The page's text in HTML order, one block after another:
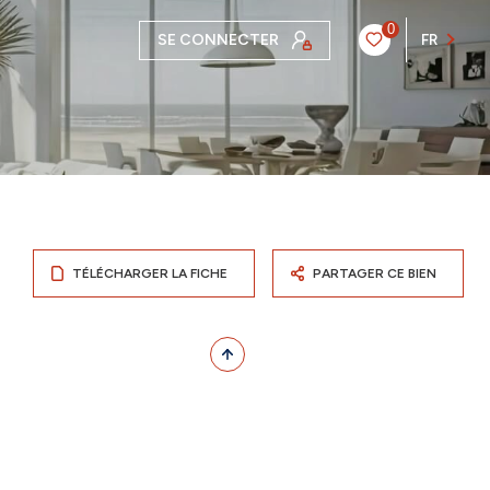
SE CONNECTER
0
FR
TÉLÉCHARGER LA FICHE PARTAGER CE BIEN